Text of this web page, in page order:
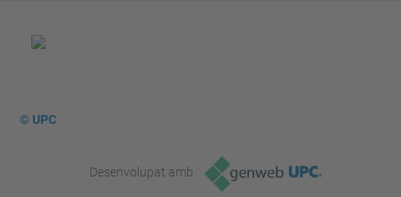
© UPC
Desenvolupat amb